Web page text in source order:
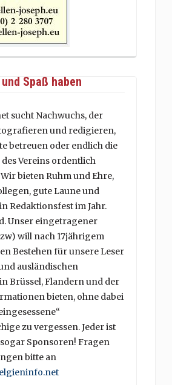
Spaß haben
sucht Nachwuchs, der
und redigieren,
betreuen oder endlich die
Vereins ordentlich
bieten Ruhm und Ehre,
gute Laune und
Redaktionsfest im Jahr.
Unser eingetragener
will nach 17jährigem
Bestehen für unsere Leser
ausländischen
Brüssel, Flandern und der
bieten, ohne dabei
zu vergessen. Jeder ist
Sponsoren! Fragen
bitte an